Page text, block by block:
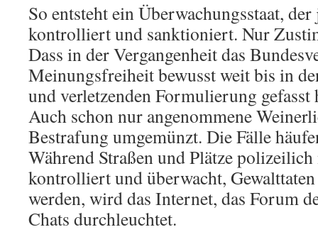
So entsteht ein Überwachungsstaat,
kontrolliert und sanktioniert. Nur
Dass in der Vergangenheit das
Meinungsfreiheit bewusst weit bis in
und verletzenden Formulierung gefasst
Auch schon nur angenommene
Bestrafung umgemünzt. Die Fälle
Während Straßen und Plätze
kontrolliert und überwacht,
werden, wird das Internet, das Forum
Chats durchleuchtet.